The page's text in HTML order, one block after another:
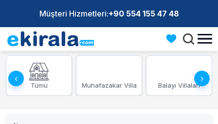
Müşteri Hizmetleri:+90 554 155 47 48
Tümü Muhafazakar Villa Balayı Villaları
‹ ›